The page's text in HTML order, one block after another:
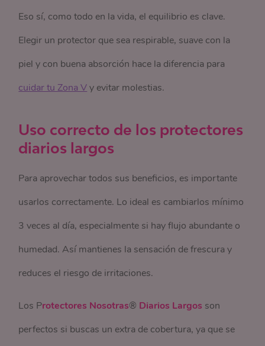
Eso sí, como todo en la vida, el equilibrio es clave.
Elegir un protector que sea respirable, suave con la
piel y con buena absorción hace la diferencia para
cuidar tu Zona Vy evitar molestias.
Uso correcto de los protectores
diarios largos
Para aprovechar todos sus beneficios, es importante
usarlos correctamente. Lo ideal es cambiarlos mínimo
3 veces al día, especialmente si hay flujo abundante o
humedad. Así mantienes la sensación de frescura y
reduces el riesgo de irritaciones.
Los Protectores Nosotras® Diarios Largos son
perfectos si buscas un extra de cobertura, ya que se